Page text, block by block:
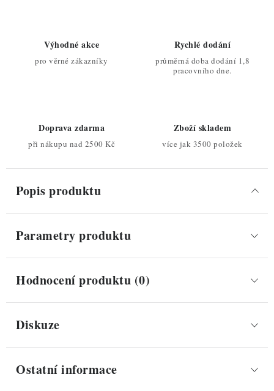
Výhodné akce
pro věrné zákazníky
Rychlé dodání
průměrná doba dodání 1,8
pracovního dne.
Doprava zdarma
při nákupu nad 2500 Kč
Zboží skladem
více jak 3500 položek
Popis produktu
Parametry produktu
Hodnocení produktu (0)
Diskuze
Ostatní informace